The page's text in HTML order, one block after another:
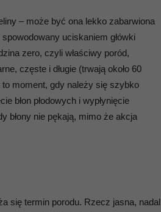
– może być ona lekko zabarwiona
uciskaniem główki
zero, czyli właściwy poród,
częste i długie (trwają około 60
moment, gdy należy się szybko
błon płodowych i wypłynięcie
błony nie pękają, mimo że akcja
się termin porodu. Rzecz jasna, nadal